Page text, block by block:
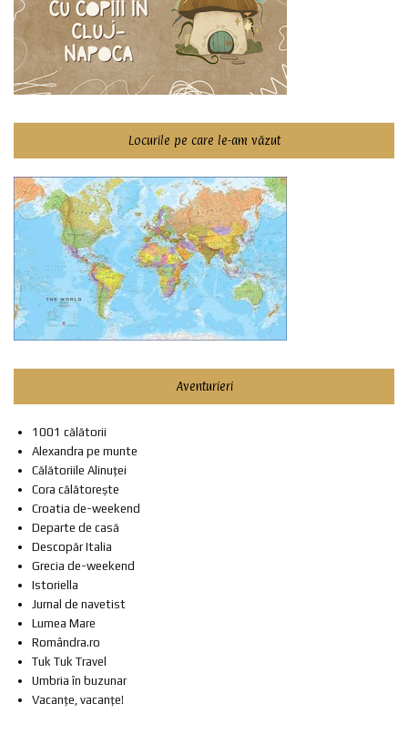
Locurile pe care le-am văzut
Aventurieri
1001 călătorii
Alexandra pe munte
Călătoriile Alinuței
Cora călătorește
Croatia de-weekend
Departe de casă
Descopăr Italia
Grecia de-weekend
Istoriella
Jurnal de navetist
Lumea Mare
Romândra.ro
Tuk Tuk Travel
Umbria în buzunar
Vacanțe, vacanțe!